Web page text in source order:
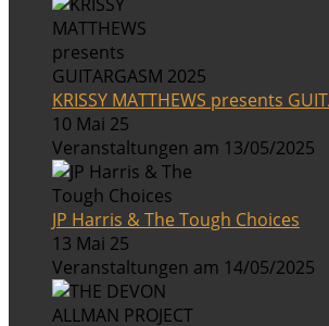
KRISSY MATTHEWS presents
10 Mai 25
Veranstaltungen am 13/05/2025
JP Harris & The Tough Choices
13 Mai 25
Veranstaltungen am 14/05/2025